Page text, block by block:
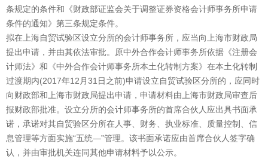
条规定的条件和《财政部证监会关于调整证券资格会计师事务所申请
条件的通知》第三条规定条件。
拟在上海自贸试验区设立分所的会计师事务所，应当向上海市财政局
提出申请，并由其依法审批。原中外合作会计师事务所依据《注册会
计师法》和《中外合作会计师事务所本土化转制方案》在本土化转制
过渡期内(2017年12月31日之前)申请设立自贸试验区分所的，应同时
向财政部和上海市财政局提出申请，申请材料由上海市财政局审查后
报财政部批准。设立分所的会计师事务所的首席合伙人应出具书面承
诺，承诺对其自贸验区分所在人事、财务、执业标准、质量控制、信
息管理等方面实施“五统—”管理。该书面承诺应由首席合伙人签字确
认，并由审批机关连同其他申请材料予以公示。